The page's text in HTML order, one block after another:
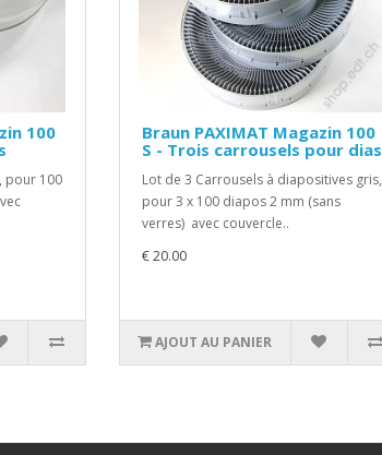
100
pour 100
Braun PAXIMAT Magazin 100
S - Trois carrousels pour dias
Lot de 3 Carrousels à diapositives gris,
pour 3 x 100 diapos 2 mm (sans
verres) avec couvercle..
€ 20.00
AJOUT AU PANIER